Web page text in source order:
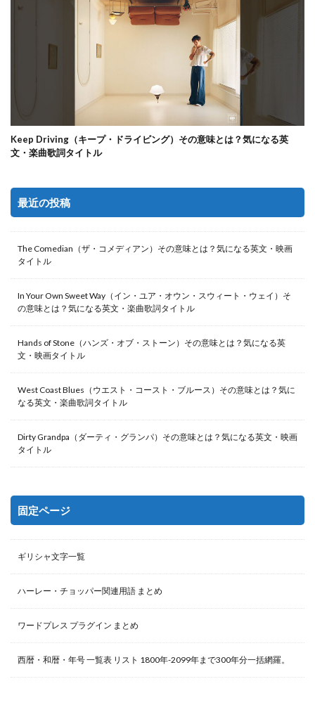
Keep Driving（キープ・ドライビング）その意味とは？気になる英
文・楽曲歌詞タイトル
最近の投稿
The Comedian（ザ・コメディアン）その意味とは？気になる英文・映画
タイトル
In Your Own Sweet Way（イン・ユア・オウン・スウィート・ウェイ）そ
の意味とは？気になる英文・楽曲歌詞タイトル
Hands of Stone（ハンズ・オブ・ストーン）その意味とは？気になる英
文・映画タイトル
West Coast Blues（ウエスト・コースト・ブルース）その意味とは？気に
なる英文・楽曲歌詞タイトル
Dirty Grandpa（ダーティ・グランパ）その意味とは？気になる英文・映画
タイトル
固定ページ
ギリシャ文字一覧
ハーレー・チョッパー関連用語 まとめ
ワードプレス プラグイン まとめ
西暦・和暦・年号 一覧表 リスト 1800年-2099年まで300年分一括網羅。